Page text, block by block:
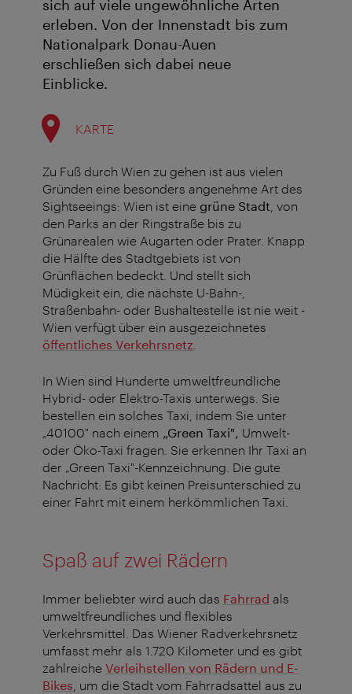
sich auf viele ungewöhnliche Arten
erleben. Von der Innenstadt bis zum
Nationalpark Donau-Auen
erschließen sich dabei neue
Einblicke.
KARTE
Zu Fuß durch Wien zu gehen ist aus vielen
Gründen eine besonders angenehme Art des
Sightseeings: Wien ist eine grüne Stadt , von
den Parks an der Ringstraße bis zu
Grünarealen wie Augarten oder Prater. Knapp
die Hälfte des Stadtgebiets ist von
Grünflächen bedeckt. Und stellt sich
Müdigkeit ein, die nächste U-Bahn-,
Straßenbahn- oder Bushaltestelle ist nie weit -
Wien verfügt über ein ausgezeichnetes
öffentliches Verkehrsnetz
In Wien sind Hunderte umweltfreundliche
Hybrid- oder Elektro-Taxis unterwegs. Sie
bestellen ein solches Taxi, indem Sie unter
„40100" nach einem „Green Taxi", Umwelt-
oder Öko-Taxi fragen. Sie erkennen Ihr Taxi an
der „Green Taxi"-Kennzeichnung. Die gute
Nachricht: Es gibt keinen Preisunterschied zu
einer Fahrt mit einem herkömmlichen Taxi.
Spaß auf zwei Rädern
Immer beliebter wird auch das Fahrrad als
umweltfreundliches und flexibles
Verkehrsmittel. Das Wiener Radverkehrsnetz
umfasst mehr als 1.720 Kilometer und es gibt
zahlreiche Verleihstellen von Rädern und E-
Bikes , um die Stadt vom Fahrradsattel aus zu